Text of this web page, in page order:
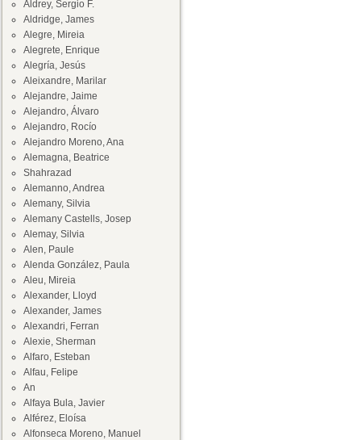
Aldrey, Sergio F.
Aldridge, James
Alegre, Mireia
Alegrete, Enrique
Alegría, Jesús
Aleixandre, Marilar
Alejandre, Jaime
Alejandro, Álvaro
Alejandro, Rocío
Alejandro Moreno, Ana
Alemagna, Beatrice
Shahrazad
Alemanno, Andrea
Alemany, Silvia
Alemany Castells, Josep
Alemay, Silvia
Alen, Paule
Alenda González, Paula
Aleu, Mireia
Alexander, Lloyd
Alexander, James
Alexandri, Ferran
Alexie, Sherman
Alfaro, Esteban
Alfau, Felipe
An
Alfaya Bula, Javier
Alférez, Eloísa
Alfonseca Moreno, Manuel